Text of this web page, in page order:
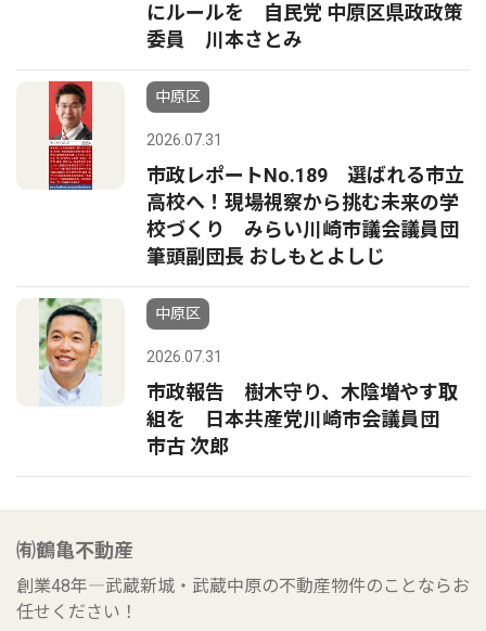
にルールを 自民党 中原区県政政策
委員 川本さとみ
中原区
2026.07.31
市政レポートNo.189 選ばれる市立
高校へ！現場視察から挑む未来の学
校づくり みらい川崎市議会議員団
筆頭副団長 おしもとよしじ
中原区
2026.07.31
市政報告 樹木守り、木陰増やす取
組を 日本共産党川崎市会議員団
市古 次郎
㈲鶴亀不動産
創業48年―武蔵新城・武蔵中原の不動産物件のことならお
任せください！